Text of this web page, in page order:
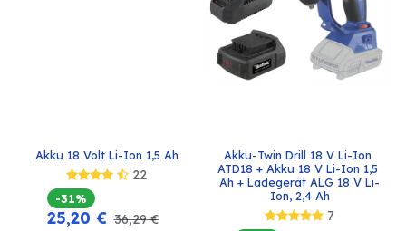
Akku 18 Volt Li-Ion 1,5 Ah
22
-31%
25,20 € 36,29€
Akku-Twin Drill 18 V Li-Ion
ATD18 + Akku 18 V Li-Ion 1,5
Ah + Ladegerät ALG 18 V Li-
Ion, 2,4 Ah
7